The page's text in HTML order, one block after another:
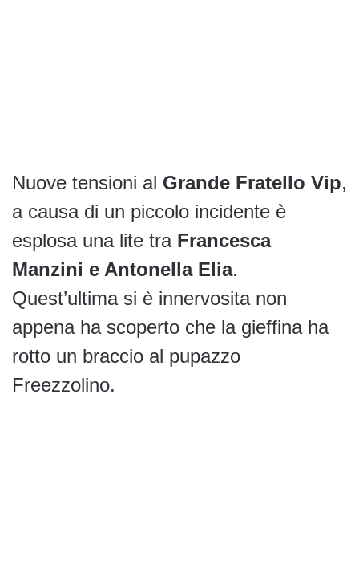
Nuove tensioni al Grande Fratello Vip,
a causa di un piccolo incidente è
esplosa una lite tra Francesca
Manzini e Antonella Elia.
Quest’ultima si è innervosita non
appena ha scoperto che la gieffina ha
rotto un braccio al pupazzo
Freezzolino.